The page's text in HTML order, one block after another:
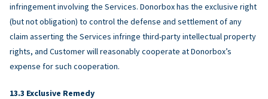
infringement involving the Services. Donorbox has the exclusive right
(but not obligation) to control the defense and settlement of any
claim asserting the Services infringe third-party intellectual property
rights, and Customer will reasonably cooperate at Donorbox’s
expense for such cooperation.
Exclusive Remedy